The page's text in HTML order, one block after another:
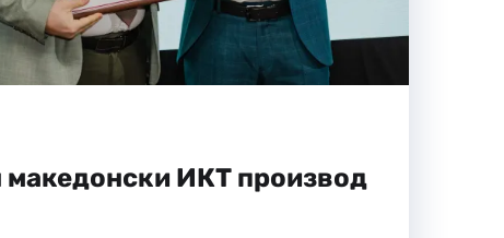
ИКТ производ